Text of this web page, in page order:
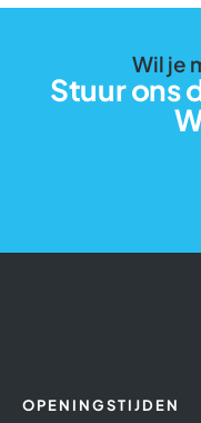
Wil je
Stuur ons
OPENINGSTIJDEN